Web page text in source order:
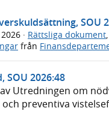
SOU
· Rättsliga dokument,
från
SOU 2026:48
Utredningen om
preventiva